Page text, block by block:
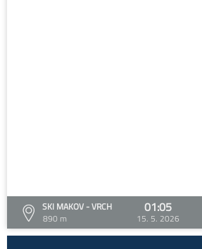
SKI MAKOV - VRCH
890 m
01:05
15. 5. 2026